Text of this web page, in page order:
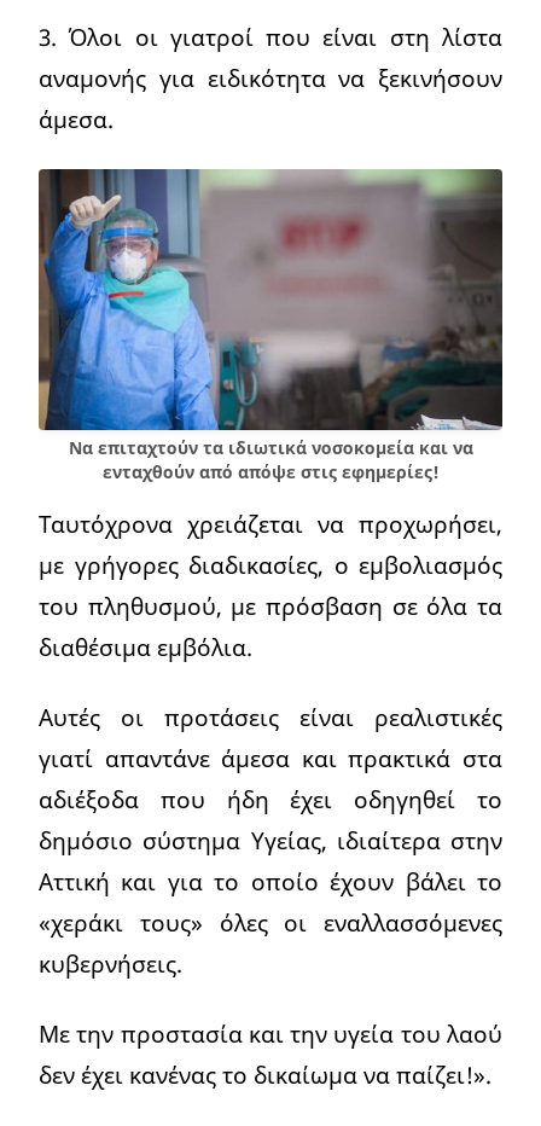
3. Όλοι οι γιατροί που είναι στη λίστα
αναμονής για ειδικότητα να ξεκινήσουν
άμεσα.
Να επιταχτούν τα ιδιωτικά νοσοκομεία και να
ενταχθούν από απόψε στις εφημερίες!
Ταυτόχρονα χρειάζεται να προχωρήσει,
με γρήγορες διαδικασίες, ο εμβολιασμός
του πληθυσμού, με πρόσβαση σε όλα τα
διαθέσιμα εμβόλια.
Αυτές οι προτάσεις είναι ρεαλιστικές
γιατί απαντάνε άμεσα και πρακτικά στα
αδιέξοδα που ήδη έχει οδηγηθεί το
δημόσιο σύστημα Υγείας, ιδιαίτερα στην
Αττική και για το οποίο έχουν βάλει το
«χεράκι τους» όλες οι εναλλασσόμενες
κυβερνήσεις.
Με την προστασία και την υγεία του λαού
δεν έχει κανένας το δικαίωμα να παίζει!».